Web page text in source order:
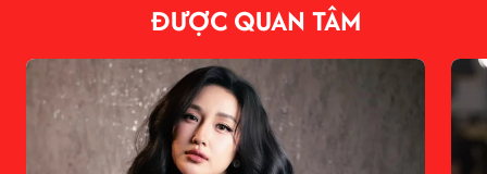
ĐƯỢC QUAN TÂM